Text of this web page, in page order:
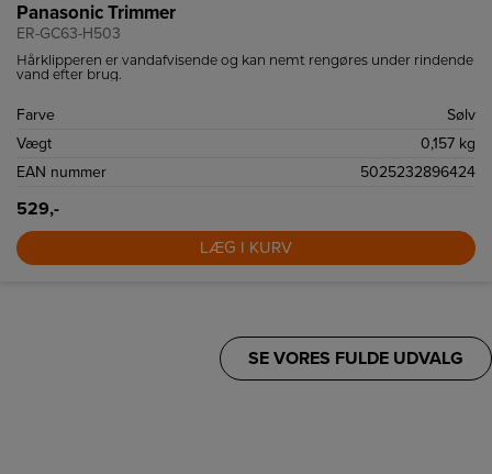
Panasonic Trimmer
ER-GC63-H503
Hårklipperen er vandafvisende og kan nemt rengøres under rindende
vand efter brug.
Farve
Sølv
Vægt
0,157 kg
EAN nummer
5025232896424
529,-
LÆG I KURV
SE VORES FULDE UDVALG